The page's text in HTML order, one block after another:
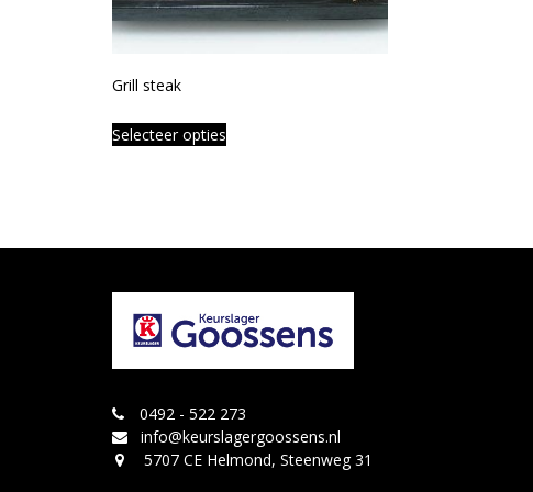
Grill steak
Selecteer opties
0492 - 522 273
info@keurslagergoossens.nl
5707 CE Helmond, Steenweg 31